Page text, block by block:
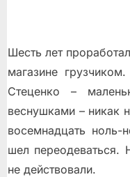
Шесть лет
магазине
Стеценко –
веснушками – никак
восемнадцать
шел переодеваться.
не действовали.